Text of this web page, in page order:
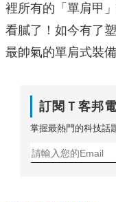
裡所有的「單肩甲
看膩了！如今有了
最帥氣的單肩式裝
訂閱Ｔ客邦
掌握最熱門的科技話